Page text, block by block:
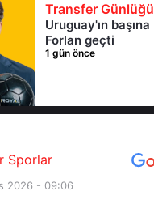
Transfer Günlüğü
Uruguay'ın başına
Forlan geçti
1 gün önce
Sporlar
2026 - 09:06